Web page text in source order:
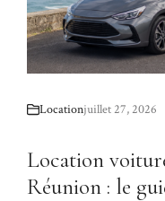
Locationjuillet 27, 2026
Location
Réunion : le